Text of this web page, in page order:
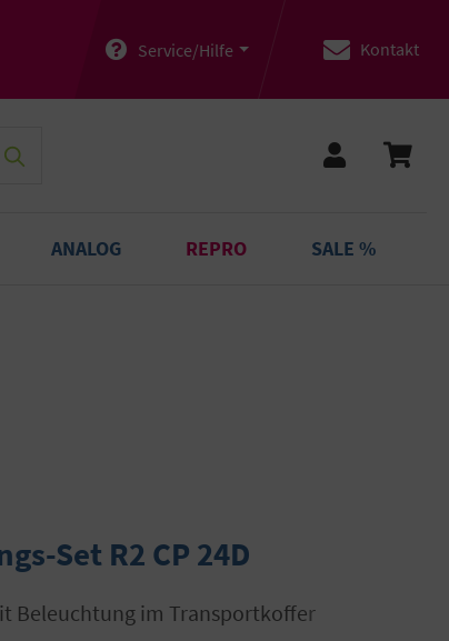
Service/Hilfe Kontakt
ANALOG REPRO SALE %
Set R2 CP 24D
Beleuchtung im Transportkoffer